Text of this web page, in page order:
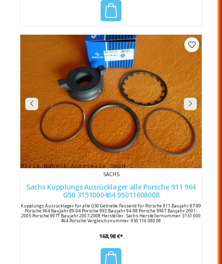
SACHS
Sachs Kupplungs Ausrücklager alle Porsche 911 964
G50 3151000464 95011608008
Kupplungs Ausrücklager für alle G50 Getriebe Passend für Porsche 911 Baujahr 87-89
Porsche 964 Baujahr 89-94 Porsche 993 Baujahr 94-98 Porsche 996T Baujahr 2001-
2005 Porsche 997T Baujahr 2007-2008 Hersteller : Sachs Herstellernummer: 3151 000
464 Porsche Vergleichsnummer: 950 116 080 08
168,98 €*